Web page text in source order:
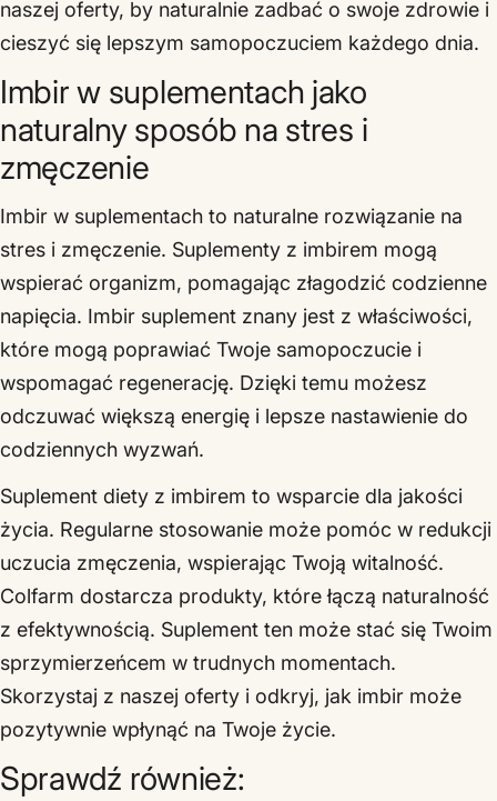
naszej oferty, by naturalnie zadbać o swoje zdrowie i
cieszyć się lepszym samopoczuciem każdego dnia.
Imbir w suplementach jako
naturalny sposób na stres i
zmęczenie
Imbir w suplementach to naturalne rozwiązanie na
stres i zmęczenie. Suplementy z imbirem mogą
wspierać organizm, pomagając złagodzić codzienne
napięcia. Imbir suplement znany jest z właściwości,
które mogą poprawiać Twoje samopoczucie i
wspomagać regenerację. Dzięki temu możesz
odczuwać większą energię i lepsze nastawienie do
codziennych wyzwań.
Suplement diety z imbirem to wsparcie dla jakości
życia. Regularne stosowanie może pomóc w redukcji
uczucia zmęczenia, wspierając Twoją witalność.
Colfarm dostarcza produkty, które łączą naturalność
z efektywnością. Suplement ten może stać się Twoim
sprzymierzeńcem w trudnych momentach.
Skorzystaj z naszej oferty i odkryj, jak imbir może
pozytywnie wpłynąć na Twoje życie.
Sprawdź również: